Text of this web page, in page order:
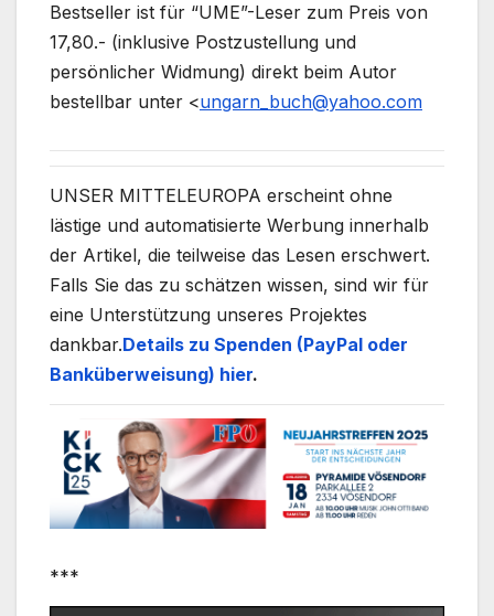
Bestseller ist für “UME”-Leser zum Preis von
17,80.- (inklusive Postzustellung und
persönlicher Widmung) direkt beim Autor
bestellbar unter <ungarn_buch@yahoo.com
UNSER MITTELEUROPA erscheint ohne
lästige und automatisierte Werbung innerhalb
der Artikel, die teilweise das Lesen erschwert.
Falls Sie das zu schätzen wissen, sind wir für
eine Unterstützung unseres Projektes
dankbar.Details zu Spenden (PayPal oder
Banküberweisung) hier.
***